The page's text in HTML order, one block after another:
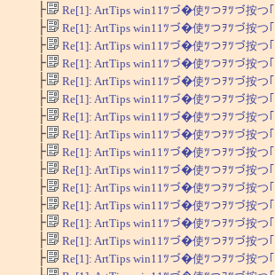
├ Re[1]: ArtTips win11ﾂづ�使ﾂつｦﾂづ按つ｢
├ Re[1]: ArtTips win11ﾂづ�使ﾂつｦﾂづ按つ｢
├ Re[1]: ArtTips win11ﾂづ�使ﾂつｦﾂづ按つ｢
├ Re[1]: ArtTips win11ﾂづ�使ﾂつｦﾂづ按つ｢
├ Re[1]: ArtTips win11ﾂづ�使ﾂつｦﾂづ按つ｢
├ Re[1]: ArtTips win11ﾂづ�使ﾂつｦﾂづ按つ｢
├ Re[1]: ArtTips win11ﾂづ�使ﾂつｦﾂづ按つ｢
├ Re[1]: ArtTips win11ﾂづ�使ﾂつｦﾂづ按つ｢
├ Re[1]: ArtTips win11ﾂづ�使ﾂつｦﾂづ按つ｢
├ Re[1]: ArtTips win11ﾂづ�使ﾂつｦﾂづ按つ｢
├ Re[1]: ArtTips win11ﾂづ�使ﾂつｦﾂづ按つ｢
├ Re[1]: ArtTips win11ﾂづ�使ﾂつｦﾂづ按つ｢
├ Re[1]: ArtTips win11ﾂづ�使ﾂつｦﾂづ按つ｢
├ Re[1]: ArtTips win11ﾂづ�使ﾂつｦﾂづ按つ｢
├ Re[1]: ArtTips win11ﾂづ�使ﾂつｦﾂづ按つ｢